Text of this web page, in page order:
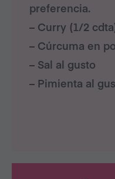
preferencia.
– Curry (1/2
– Cúrcuma en
– Sal al gusto
– Pimienta al